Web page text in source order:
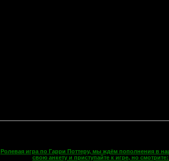
Ролевая игра по Гарри Поттеру, мы ждём пополнения в
свою анкету и приступайте к игре, но